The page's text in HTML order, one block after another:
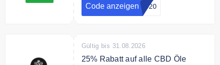
Code anzeigen y420
Gültig bis 31.08.2026
25% Rabatt auf alle CBD Öle